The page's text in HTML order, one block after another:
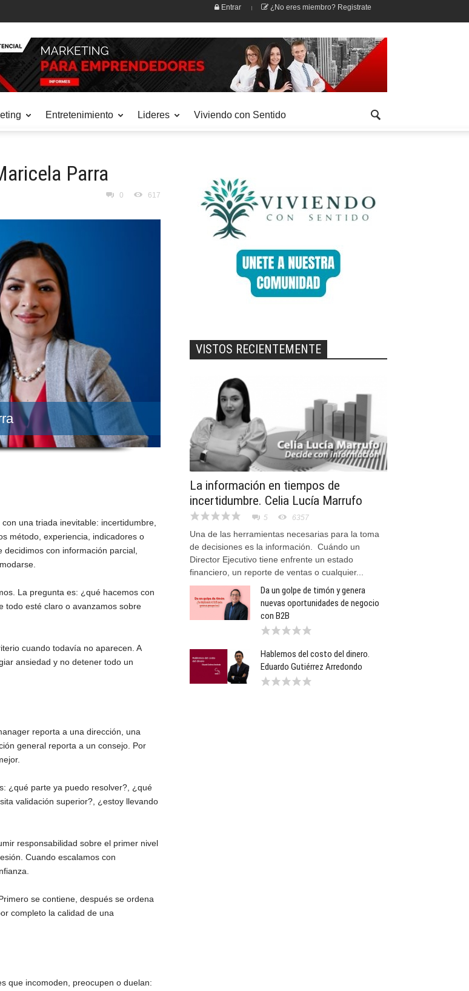
Entrar ¿No eres miembro? Registrate
Entretenimiento Lideres Viviendo con Sentido
Parra
0 617
una triada inevitable: incertidumbre,
método, experiencia, indicadores o
con información parcial,
La pregunta es: ¿qué hacemos con
todo esté claro o avanzamos sobre
cuando todavía no aparecen. A
ansiedad y no detener todo un
reporta a una dirección, una
general reporta a un consejo. Por
¿qué parte ya puedo resolver?, ¿qué
validación superior?, ¿estoy llevando
responsabilidad sobre el primer nivel
Cuando escalamos con
se contiene, después se ordena
completo la calidad de una
que incomoden, preocupen o duelan:
VISTOS RECIENTEMENTE
La información en tiempos de
incertidumbre. Celia Lucía Marrufo
5 6357
Una de las herramientas necesarias para la toma
de decisiones es la información. Cuándo un
Director Ejecutivo tiene enfrente un estado
financiero, un reporte de ventas o cualquier...
Da un golpe de timón y genera
nuevas oportunidades de negocio
con B2B
Hablemos del costo del dinero.
Eduardo Gutiérrez Arredondo